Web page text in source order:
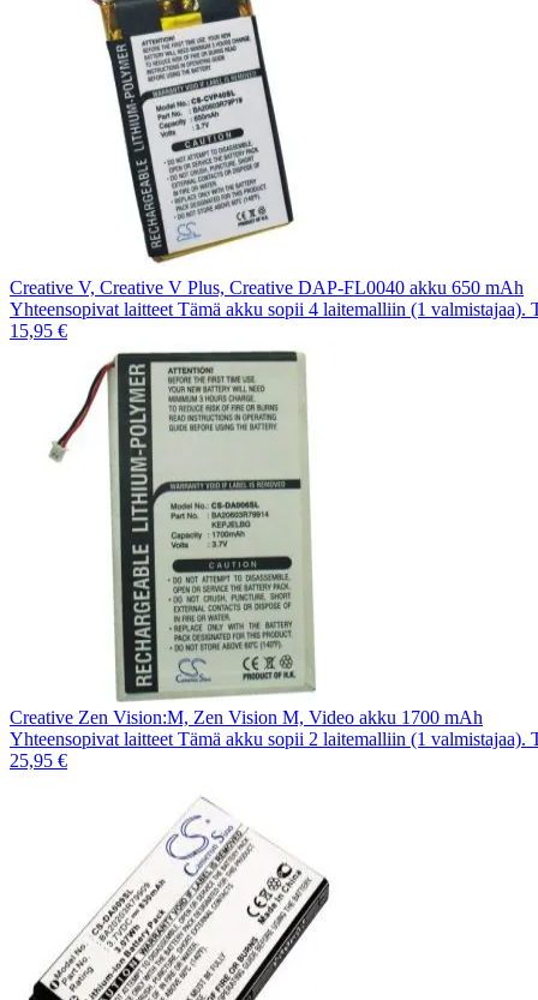
Creative V, Creative V Plus, Creative DAP-FL0040 akku 650 mAh
Yhteensopivat laitteet Tämä akku sopii 4 laitemalliin (1 valmistajaa).
15,95 €
Creative Zen Vision:M, Zen Vision M, Video akku 1700 mAh
Yhteensopivat laitteet Tämä akku sopii 2 laitemalliin (1 valmistajaa).
25,95 €